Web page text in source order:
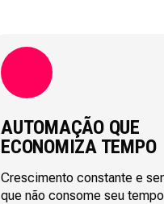
AUTOMAÇÃO QUE
ECONOMIZA TEMPO
Crescimento constante e
que não consome seu